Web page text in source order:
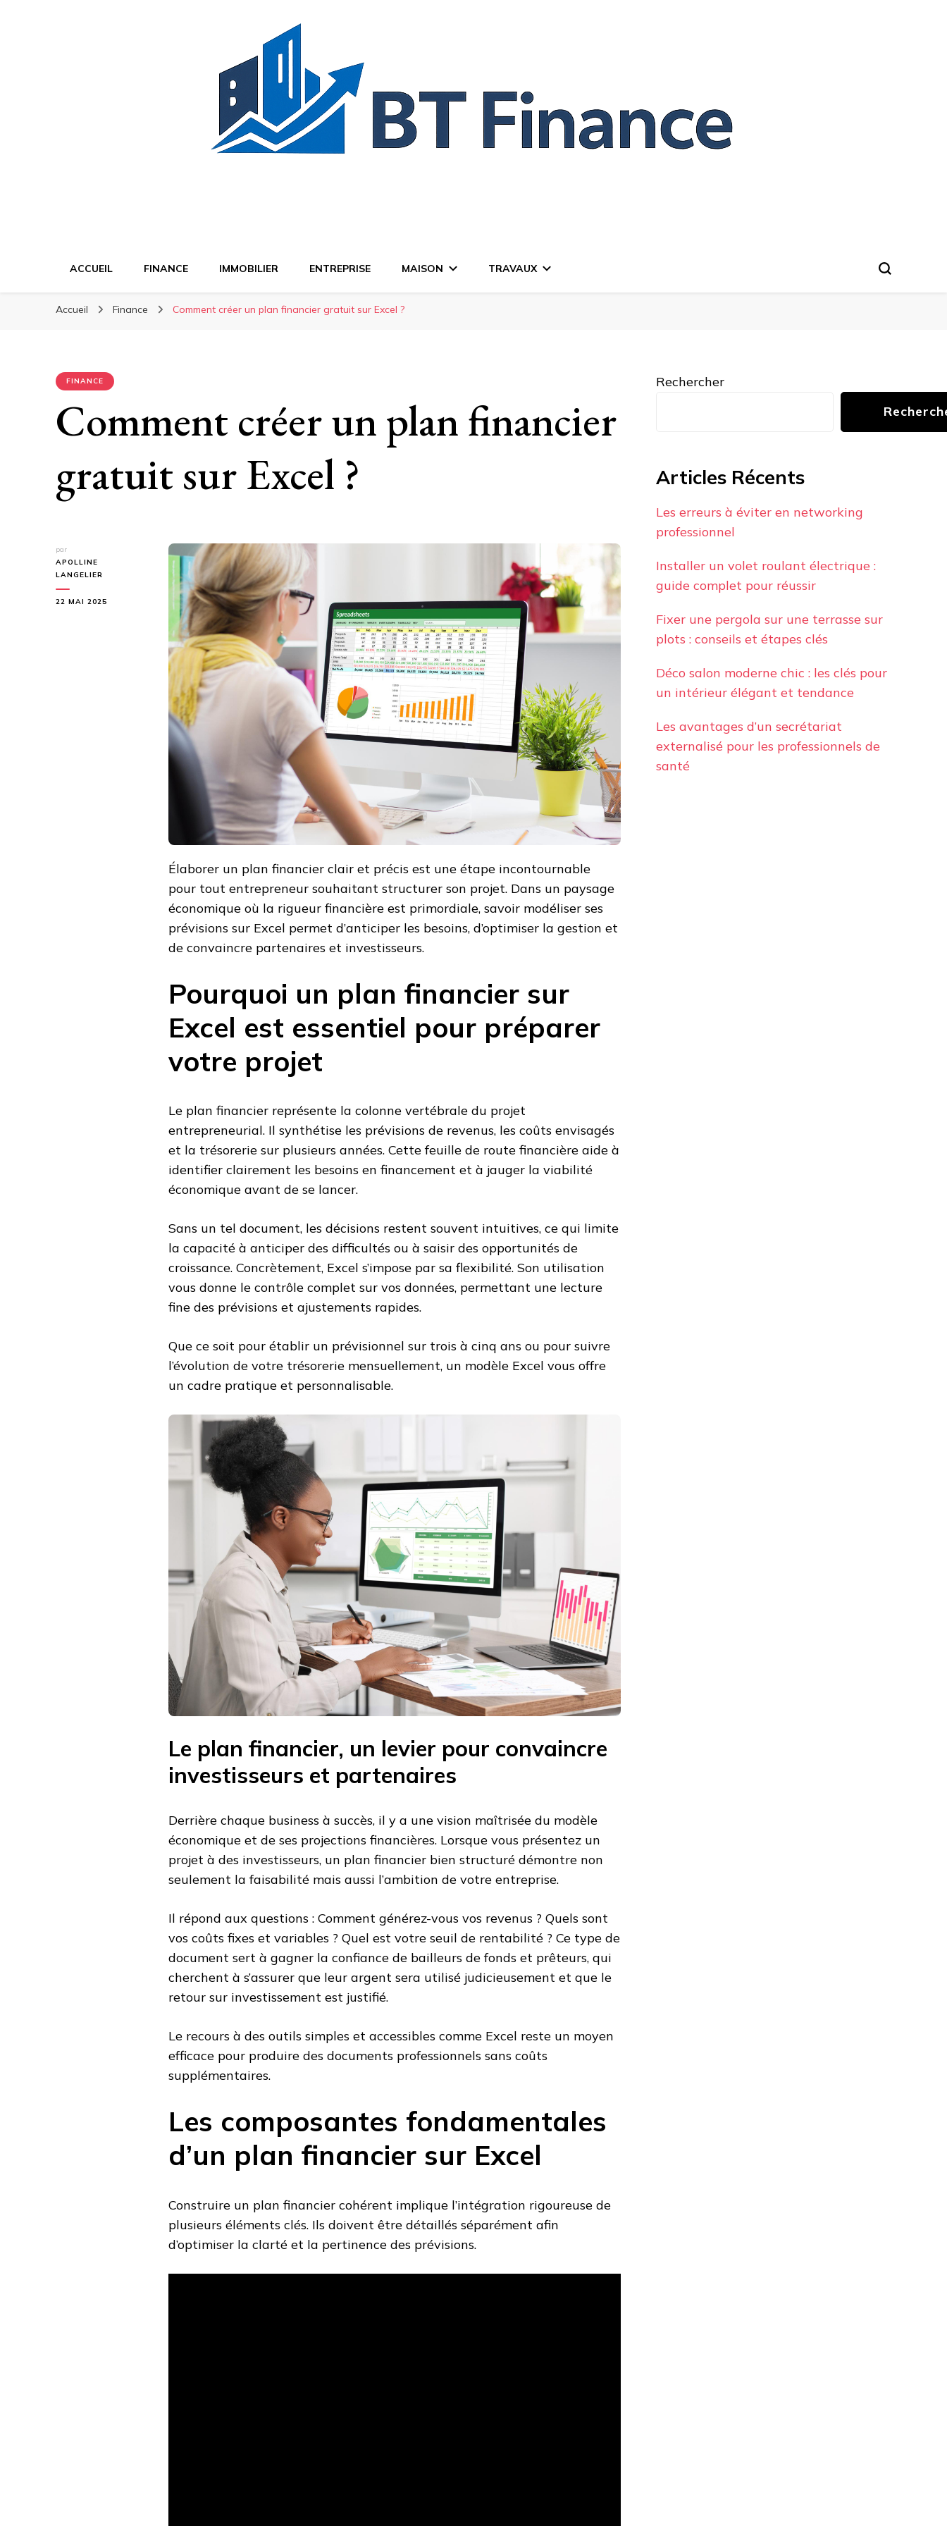
ACCUEIL FINANCE IMMOBILIER ENTREPRISE MAISON TRAVAUX
Accueil Finance Comment créer un plan financier gratuit sur Excel ?
FINANCE
Comment créer un plan financier
gratuit sur Excel ?
par
APOLLINE
LANGELIER
22 MAI 2025
Élaborer un plan financier clair et précis est une étape incontournable
pour tout entrepreneur souhaitant structurer son projet. Dans un paysage
économique où la rigueur financière est primordiale, savoir modéliser ses
prévisions sur Excel permet d’anticiper les besoins, d’optimiser la gestion et
de convaincre partenaires et investisseurs.
Pourquoi un plan financier sur
Excel est essentiel pour préparer
votre projet
Le plan financier représente la colonne vertébrale du projet
entrepreneurial. Il synthétise les prévisions de revenus, les coûts envisagés
et la trésorerie sur plusieurs années. Cette feuille de route financière aide à
identifier clairement les besoins en financement et à jauger la viabilité
économique avant de se lancer.
Sans un tel document, les décisions restent souvent intuitives, ce qui limite
la capacité à anticiper des difficultés ou à saisir des opportunités de
croissance. Concrètement, Excel s’impose par sa flexibilité. Son utilisation
vous donne le contrôle complet sur vos données, permettant une lecture
fine des prévisions et ajustements rapides.
Que ce soit pour établir un prévisionnel sur trois à cinq ans ou pour suivre
l’évolution de votre trésorerie mensuellement, un modèle Excel vous offre
un cadre pratique et personnalisable.
Le plan financier, un levier pour convaincre
investisseurs et partenaires
Derrière chaque business à succès, il y a une vision maîtrisée du modèle
économique et de ses projections financières. Lorsque vous présentez un
projet à des investisseurs, un plan financier bien structuré démontre non
seulement la faisabilité mais aussi l’ambition de votre entreprise.
Il répond aux questions : Comment générez-vous vos revenus ? Quels sont
vos coûts fixes et variables ? Quel est votre seuil de rentabilité ? Ce type de
document sert à gagner la confiance de bailleurs de fonds et prêteurs, qui
cherchent à s’assurer que leur argent sera utilisé judicieusement et que le
retour sur investissement est justifié.
Le recours à des outils simples et accessibles comme Excel reste un moyen
efficace pour produire des documents professionnels sans coûts
supplémentaires.
Les composantes fondamentales
d’un plan financier sur Excel
Construire un plan financier cohérent implique l’intégration rigoureuse de
plusieurs éléments clés. Ils doivent être détaillés séparément afin
d’optimiser la clarté et la pertinence des prévisions.
Rechercher
Articles Récents
Les erreurs à éviter en networking
professionnel
Installer un volet roulant électrique :
guide complet pour réussir
Fixer une pergola sur une terrasse sur
plots : conseils et étapes clés
Déco salon moderne chic : les clés pour
un intérieur élégant et tendance
Les avantages d’un secrétariat
externalisé pour les professionnels de
santé